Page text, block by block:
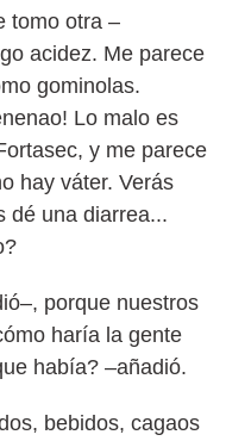
tomo otra –
acidez. Me parece
gominolas.
Lo malo es
y me parece
hay váter. Verás
dé una diarrea...
porque nuestros
haría la gente
había? –añadió.
bebidos, cagaos